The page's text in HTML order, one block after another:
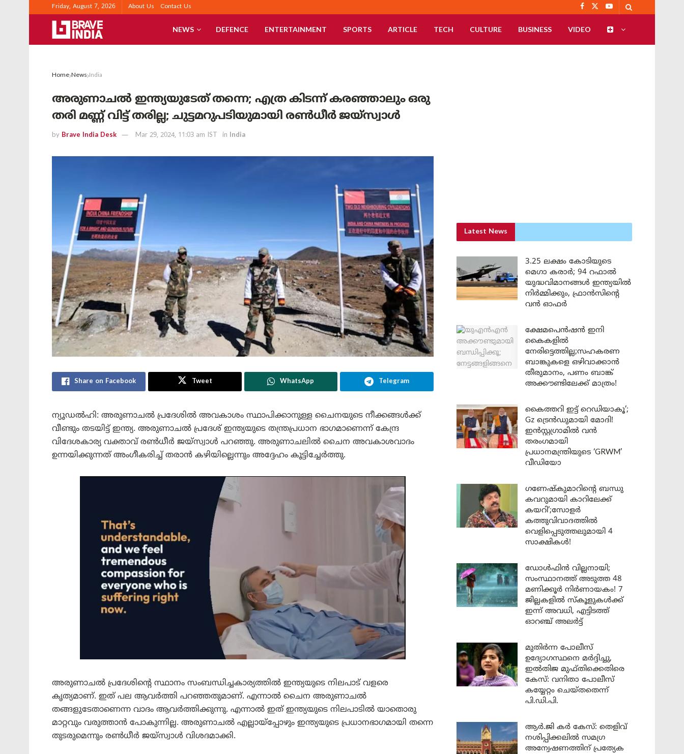
Friday, August 7, 2026 About Us Contact Us
NEWS DEFENCE ENTERTAINMENT SPORTS ARTICLE TECH CULTURE BUSINESS VIDEO
Home News India
അരുണാചൽ ഇന്ത്യയുടേത് തന്നെ; എത്ര കിടന്ന് കരഞ്ഞാലും ഒരു
തരി മണ്ണ് വിട്ട് തരില്ല; ചുട്ടമറുപടിയുമായി രൺധീർ ജയ്‌സ്വാൾ
by Brave India Desk Mar 29, 2024, 11:03 am IST in India
Share on Facebook Tweet WhatsApp Telegram
ന്യൂഡൽഹി: അരുണാചൽ പ്രദേശിൽ അവകാശം സ്ഥാപിക്കാനുള്ള ചൈനയുടെ നീക്കങ്ങൾക്ക്
വീണ്ടും തടയിട്ട് ഇന്ത്യ. അരുണാചൽ പ്രദേശ് ഇന്ത്യയുടെ തന്ത്രപ്രധാന ഭാഗമാണെന്ന് കേന്ദ്ര
വിദേശകാര്യ വക്താവ് രൺധീർ ജയ്‌സ്വാൾ പറഞ്ഞു. അരുണാചലിൽ ചൈന അവകാശവാദം
ഉന്നയിക്കുന്നത് അംഗീകരിച്ച് തരാൻ കഴിയില്ലെന്നും അദ്ദേഹം കൂട്ടിച്ചേർത്തു.
അരുണാചൽ പ്രദേശിന്റെ സ്ഥാനം സംബന്ധിച്ചകാര്യത്തിൽ ഇന്ത്യയുടെ നിലപാട് വളരെ
കൃത്യമാണ്. ഇത് പല ആവർത്തി പറഞ്ഞതുമാണ്. എന്നാൽ ചൈന അരുണാചൽ
തങ്ങളുടേതാണെന്ന വാദം ആവർത്തിക്കുന്നു. എന്നാൽ ഇത് ഇന്ത്യയുടെ നിലപാടിൽ യാതൊരു
മാറ്റവും വരുത്താൻ പോകുന്നില്ല. അരുണാചൽ എല്ലായ്‌പ്പോഴും ഇന്ത്യയുടെ പ്രധാനഭാഗമായി തന്നെ
തുടരുമെന്നും രൺധീർ ജയ്‌സ്വാൾ വിശദമാക്കി.
Latest News
3.25 ലക്ഷം കോടിയുടെ
മെഗാ കരാർ; 94 റഫാൽ
യുദ്ധവിമാനങ്ങൾ ഇന്ത്യയിൽ
നിർമ്മിക്കും, ഫ്രാൻസിന്റെ
വൻ ഓഫർ
ക്ഷേമപെൻഷൻ ഇനി
കൈകളിൽ
നേരിട്ടെത്തില്ല;സഹകരണ
ബാങ്കുകളെ ഒഴിവാക്കാൻ
തീരുമാനം, പണം ബാങ്ക്
അക്കൗണ്ടിലേക്ക് മാത്രം!
കൈത്തറി ഇട്ട് റെഡിയാകൂ’;
Gz ട്രെൻഡുമായി മോദി!
ഇൻസ്റ്റഗ്രാമിൽ വൻ
തരംഗമായി
പ്രധാനമന്ത്രിയുടെ ‘GRWM’
വീഡിയോ
ഗണേഷ്കുമാറിന്റെ ബന്ധു
കവറുമായി കാറിലേക്ക്
കയറി’;സോളർ
കത്തുവിവാദത്തിൽ
വെളിപ്പെടുത്തലുമായി 4
സാക്ഷികൾ!
ഡോൾഫിൻ വില്ലനായി;
സംസ്ഥാനത്ത് അടുത്ത 48
മണിക്കൂർ നിർണായകം! 7
ജില്ലകളിൽ സ്കൂളുകൾക്ക്
ഇന്ന് അവധി, എട്ടിടത്ത്
ഓറഞ്ച് അലർട്ട്
മുതിർന്ന പോലീസ്
ഉദ്യോഗസ്ഥനെ മർദ്ദിച്ചു,
ഇൽതിജ മുഫ്തിക്കെതിരെ
കേസ്: വനിതാ പോലീസ്
കയ്യേറ്റം ചെയ്തതെന്ന്
പി.ഡി.പി.
ആർ.ജി കർ കേസ്: തെളിവ്
നശിപ്പിക്കലിൽ സമഗ്ര
അന്വേഷണത്തിന് പ്രത്യേക